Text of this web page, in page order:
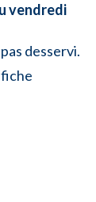
vendredi
desservi.